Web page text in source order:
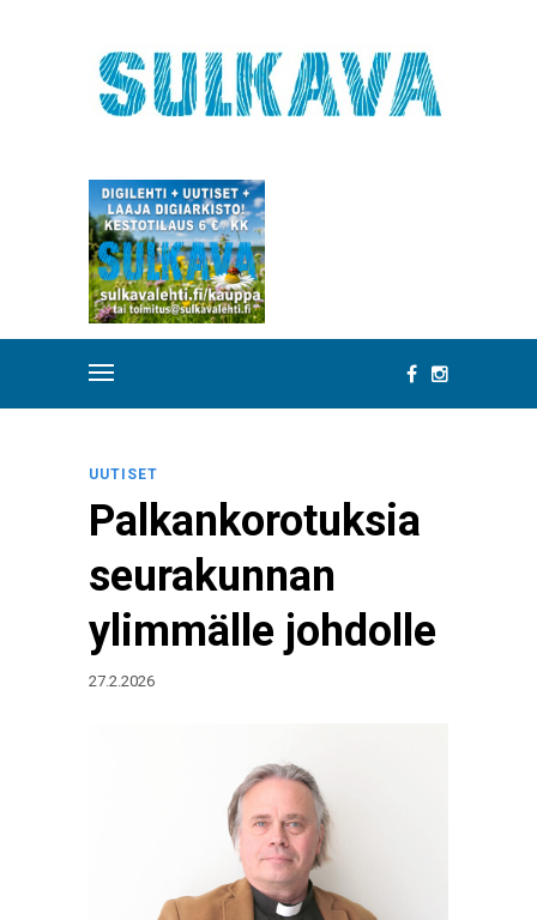
UUTISET
Palkankorotuksia
seurakunnan
ylimmälle johdolle
27.2.2026